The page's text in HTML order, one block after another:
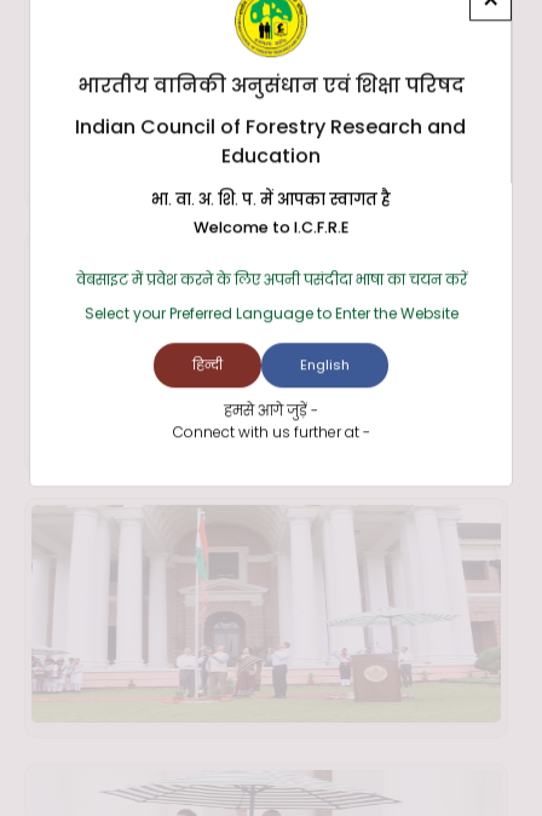
भारतीय वानिकी अनुसंधान एवं शिक्षा परिषद
Indian Council of Forestry Research and
Education
भा. वा. अ. शि. प. में आपका स्वागत है
Welcome to I.C.F.R.E
वेबसाइट में प्रवेश करने के लिए अपनी पसंदीदा भाषा का चयन करें
Select your Preferred Language to Enter the Website
हिन्दी English
हमसे आगे जुड़ें -
Connect with us further at -